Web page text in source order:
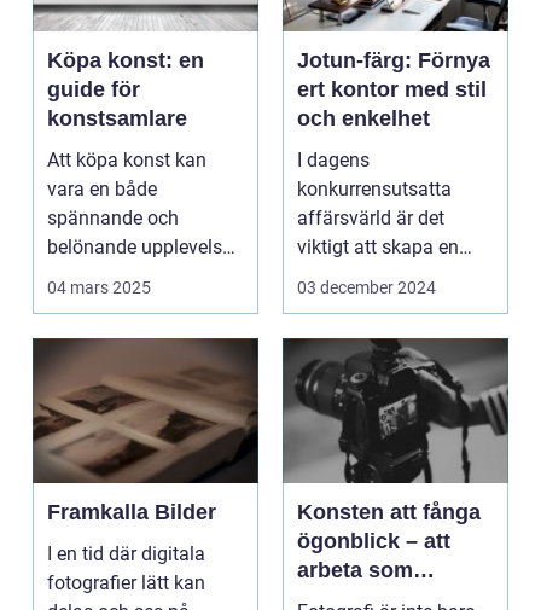
Köpa konst: en
guide för
konstsamlare
Att köpa konst kan
vara en både
spännande och
belönande upplevelse.
Det handlar...
04 mars 2025
Jotun-färg: Förnya
ert kontor med stil
och enkelhet
I dagens
konkurrensutsatta
affärsvärld är det
viktigt att skapa en
arbetsmiljö s...
03 december 2024
Framkalla Bilder
I en tid där digitala
fotografier lätt kan
Konsten att fånga
ögonblick – att
arbeta som
fotograf i